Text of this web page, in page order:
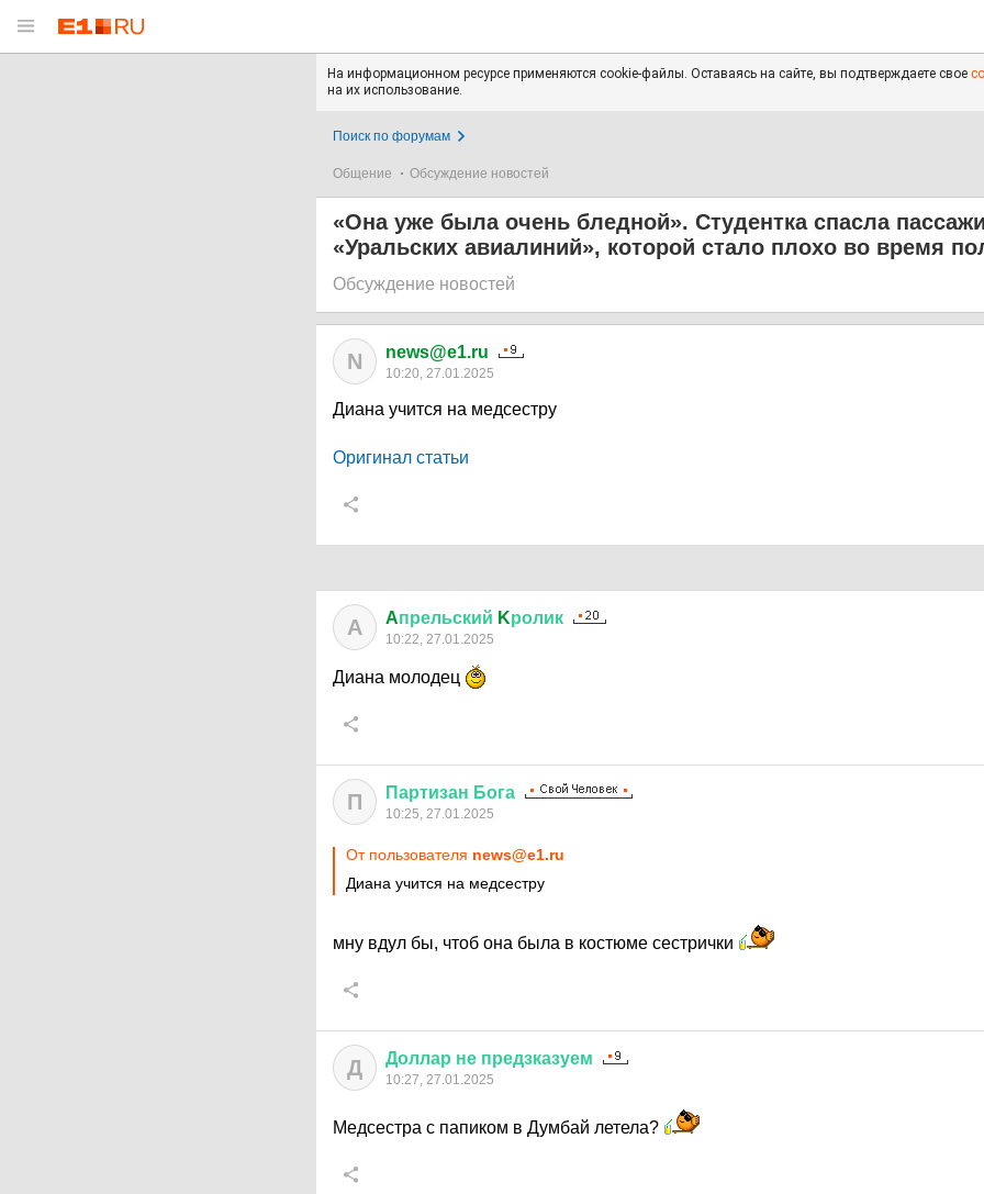
На информационном ресурсе применяются cookie-файлы. Оставаясь на сайте, вы подтверждаете свое
на их использование.
Поиск по форумам
Общение Обсуждение новостей
«Она уже была очень бледной». Студентка спасла
«Уральских авиалиний», которой стало плохо во время
Обсуждение новостей
N news@e1.ru
10:20, 27.01.2025
Диана учится на медсестру
Оригинал статьи
A Aпрельский Kролик
10:22, 27.01.2025
Диана молодец
П Партизан Бога
10:25, 27.01.2025
От пользователя news@e1.ru
Диана учится на медсестру
мну вдул бы, чтоб она была в костюме сестрички
Д Доллар не предзказуем
10:27, 27.01.2025
Медсестра с папиком в Думбай летела?